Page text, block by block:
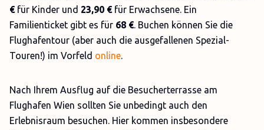
€für Kinder und 23,90 €für Erwachsene. Ein
Familienticket gibt es für 68 €. Buchen können Sie die
Flughafentour (aber auch die ausgefallenen Spezial-
Touren!) im Vorfeld online.
Nach Ihrem Ausflug auf die Besucherterrasse am
Flughafen Wien sollten Sie unbedingt auch den
Erlebnisraum besuchen. Hier kommen insbesondere